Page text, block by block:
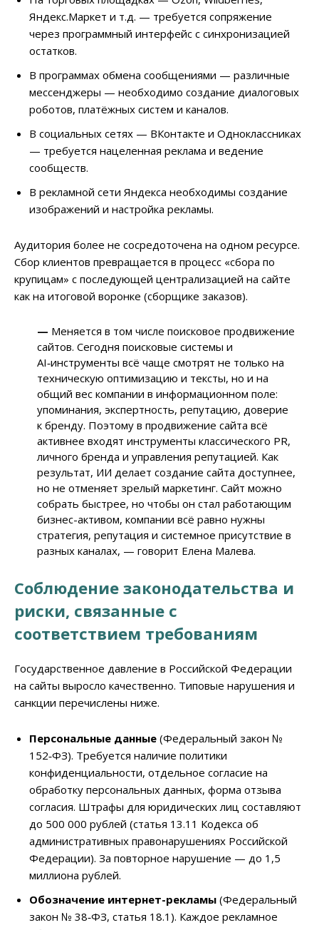
Яндекс.Маркет и т.д. — требуется сопряжение
через программный интерфейс с синхронизацией
остатков.
В программах обмена сообщениями — различные
мессенджеры — необходимо создание диалоговых
роботов, платёжных систем и каналов.
В социальных сетях — ВКонтакте и Одноклассниках
— требуется нацеленная реклама и ведение
сообществ.
В рекламной сети Яндекса необходимы создание
изображений и настройка рекламы.
Аудитория более не сосредоточена на одном ресурсе.
Сбор клиентов превращается в процесс «сбора по
крупицам» с последующей централизацией на сайте
как на итоговой воронке (сборщике заказов).
— Меняется в том числе поисковое продвижение
сайтов. Сегодня поисковые системы и
AI‑инструменты всё чаще смотрят не только на
техническую оптимизацию и тексты, но и на
общий вес компании в информационном поле:
упоминания, экспертность, репутацию, доверие
к бренду. Поэтому в продвижение сайта всё
активнее входят инструменты классического PR,
личного бренда и управления репутацией. Как
результат, ИИ делает создание сайта доступнее,
но не отменяет зрелый маркетинг. Сайт можно
собрать быстрее, но чтобы он стал работающим
бизнес-активом, компании всё равно нужны
стратегия, репутация и системное присутствие в
разных каналах, — говорит Елена Малева.
Соблюдение законодательства и
риски, связанные с
соответствием требованиям
Государственное давление в Российской Федерации
на сайты выросло качественно. Типовые нарушения и
санкции перечислены ниже.
Персональные данные (Федеральный закон №
152‑ФЗ). Требуется наличие политики
конфиденциальности, отдельное согласие на
обработку персональных данных, форма отзыва
согласия. Штрафы для юридических лиц составляют
до 500 000 рублей (статья 13.11 Кодекса об
административных правонарушениях Российской
Федерации). За повторное нарушение — до 1,5
миллиона рублей.
Обозначение интернет-рекламы (Федеральный
закон № 38‑ФЗ, статья 18.1). Каждое рекламное